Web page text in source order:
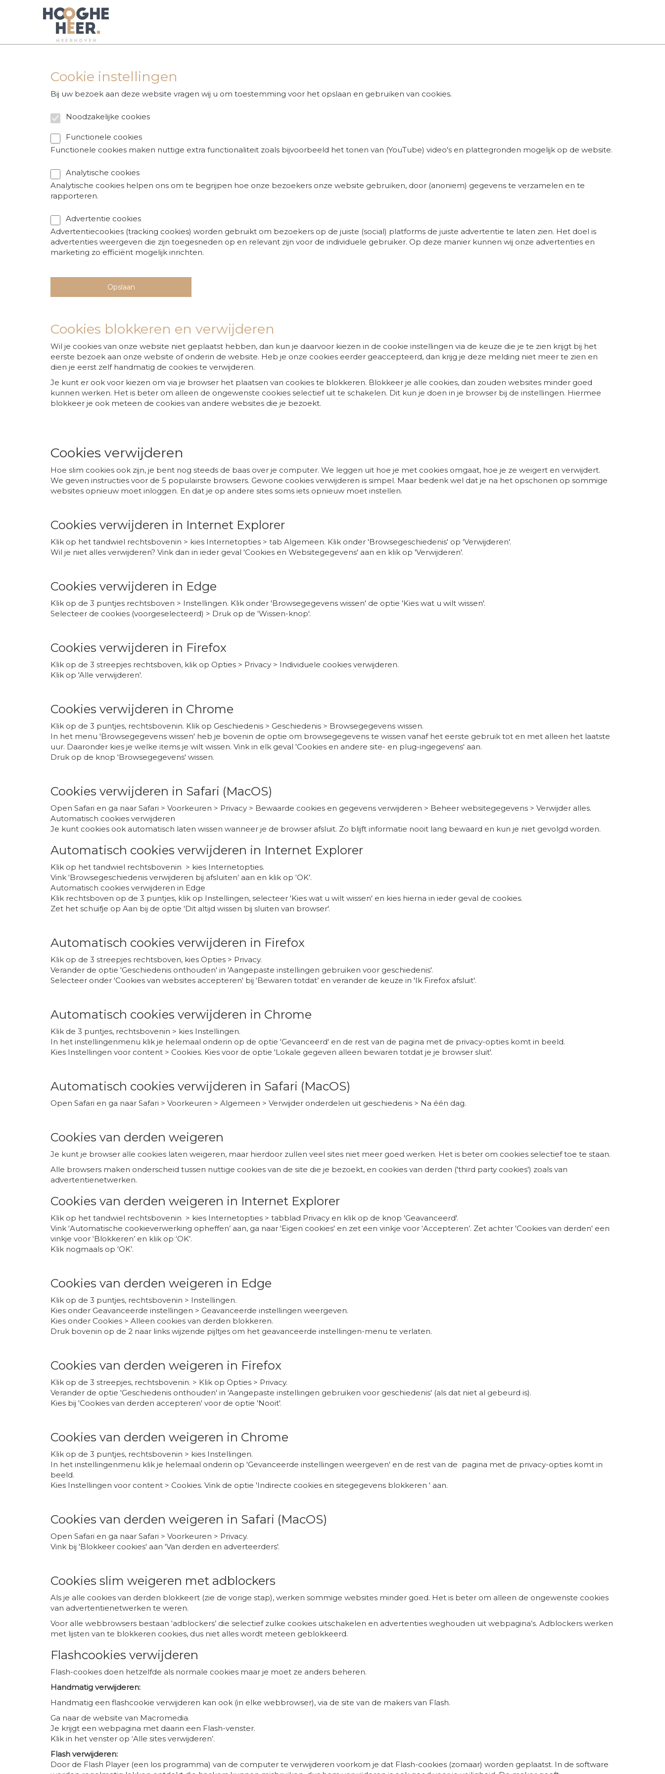
Cookie instellingen
Bij uw bezoek aan deze website vragen wij u om toestemming voor het opslaan en gebruiken van cookies.
Noodzakelijke cookies
Functionele cookies
Functionele cookies maken nuttige extra functionaliteit zoals bijvoorbeeld het tonen van (YouTube) video's en plattegronden mogelijk op de website.
Analytische cookies
Analytische cookies helpen ons om te begrijpen hoe onze bezoekers onze website gebruiken, door (anoniem) gegevens te verzamelen en te
rapporteren.
Advertentie cookies
Advertentiecookies (tracking cookies) worden gebruikt om bezoekers op de juiste (social) platforms de juiste advertentie te laten zien. Het doel is
advertenties weergeven die zijn toegesneden op en relevant zijn voor de individuele gebruiker. Op deze manier kunnen wij onze advertenties en
marketing zo efficiënt mogelijk inrichten.
Cookies blokkeren en verwijderen
Wil je cookies van onze website niet geplaatst hebben, dan kun je daarvoor kiezen in de cookie instellingen via de keuze die je te zien krijgt bij het
eerste bezoek aan onze website of onderin de website. Heb je onze cookies eerder geaccepteerd, dan krijg je deze melding niet meer te zien en
dien je eerst zelf handmatig de cookies te verwijderen.
Je kunt er ook voor kiezen om via je browser het plaatsen van cookies te blokkeren. Blokkeer je alle cookies, dan zouden websites minder goed
kunnen werken. Het is beter om alleen de ongewenste cookies selectief uit te schakelen. Dit kun je doen in je browser bij de instellingen. Hiermee
blokkeer je ook meteen de cookies van andere websites die je bezoekt.
Cookies verwijderen
Hoe slim cookies ook zijn, je bent nog steeds de baas over je computer. We leggen uit hoe je met cookies omgaat, hoe je ze weigert en verwijdert.
We geven instructies voor de 5 populairste browsers. Gewone cookies verwijderen is simpel. Maar bedenk wel dat je na het opschonen op sommige
websites opnieuw moet inloggen. En dat je op andere sites soms iets opnieuw moet instellen.
Cookies verwijderen in Internet Explorer
Klik op het tandwiel rechtsbovenin > kies Internetopties > tab Algemeen. Klik onder 'Browsegeschiedenis' op 'Verwijderen'.
Wil je niet alles verwijderen? Vink dan in ieder geval 'Cookies en Websitegegevens' aan en klik op 'Verwijderen'.
Cookies verwijderen in Edge
Klik op de 3 puntjes rechtsboven > Instellingen. Klik onder 'Browsegegevens wissen' de optie 'Kies wat u wilt wissen'.
Selecteer de cookies (voorgeselecteerd) > Druk op de 'Wissen-knop'.
Cookies verwijderen in Firefox
Klik op de 3 streepjes rechtsboven, klik op Opties > Privacy > Individuele cookies verwijderen.
Klik op 'Alle verwijderen'.
Cookies verwijderen in Chrome
Klik op de 3 puntjes, rechtsbovenin. Klik op Geschiedenis > Geschiedenis > Browsegegevens wissen.
In het menu 'Browsegegevens wissen' heb je bovenin de optie om browsegegevens te wissen vanaf het eerste gebruik tot en met alleen het laatste
uur. Daaronder kies je welke items je wilt wissen. Vink in elk geval 'Cookies en andere site- en plug-ingegevens' aan.
Druk op de knop 'Browsegegevens' wissen.
Cookies verwijderen in Safari (MacOS)
Open Safari en ga naar Safari > Voorkeuren > Privacy > Bewaarde cookies en gegevens verwijderen > Beheer websitegegevens > Verwijder alles.
Automatisch cookies verwijderen
Je kunt cookies ook automatisch laten wissen wanneer je de browser afsluit. Zo blijft informatie nooit lang bewaard en kun je niet gevolgd worden.
Automatisch cookies verwijderen in Internet Explorer
Klik op het tandwiel rechtsbovenin > kies Internetopties.
Vink ‘Browsegeschiedenis verwijderen bij afsluiten’ aan en klik op ‘OK’.
Automatisch cookies verwijderen in Edge
Klik rechtsboven op de 3 puntjes, klik op Instellingen, selecteer 'Kies wat u wilt wissen' en kies hierna in ieder geval de cookies.
Zet het schuifje op Aan bij de optie 'Dit altijd wissen bij sluiten van browser'.
Automatisch cookies verwijderen in Firefox
Klik op de 3 streepjes rechtsboven, kies Opties > Privacy.
Verander de optie 'Geschiedenis onthouden' in 'Aangepaste instellingen gebruiken voor geschiedenis'.
Selecteer onder 'Cookies van websites accepteren' bij ‘Bewaren totdat’ en verander de keuze in 'Ik Firefox afsluit'.
Automatisch cookies verwijderen in Chrome
Klik de 3 puntjes, rechtsbovenin > kies Instellingen.
In het instellingenmenu klik je helemaal onderin op de optie 'Gevanceerd' en de rest van de pagina met de privacy-opties komt in beeld.
Kies Instellingen voor content > Cookies. Kies voor de optie 'Lokale gegeven alleen bewaren totdat je je browser sluit'.
Automatisch cookies verwijderen in Safari (MacOS)
Open Safari en ga naar Safari > Voorkeuren > Algemeen > Verwijder onderdelen uit geschiedenis > Na één dag.
Cookies van derden weigeren
Je kunt je browser alle cookies laten weigeren, maar hierdoor zullen veel sites niet meer goed werken. Het is beter om cookies selectief toe te staan.
Alle browsers maken onderscheid tussen nuttige cookies van de site die je bezoekt, en cookies van derden ('third party cookies') zoals van
advertentienetwerken.
Cookies van derden weigeren in Internet Explorer
Klik op het tandwiel rechtsbovenin > kies Internetopties > tabblad Privacy en klik op de knop 'Geavanceerd'.
Vink ‘Automatische cookieverwerking opheffen’ aan, ga naar 'Eigen cookies' en zet een vinkje voor ‘Accepteren’. Zet achter 'Cookies van derden' een
vinkje voor ‘Blokkeren’ en klik op ‘OK’.
Klik nogmaals op 'OK’.
Cookies van derden weigeren in Edge
Klik op de 3 puntjes, rechtsbovenin > Instellingen.
Kies onder Geavanceerde instellingen > Geavanceerde instellingen weergeven.
Kies onder Cookies > Alleen cookies van derden blokkeren.
Druk bovenin op de 2 naar links wijzende pijltjes om het geavanceerde instellingen-menu te verlaten.
Cookies van derden weigeren in Firefox
Klik op de 3 streepjes, rechtsbovenin. > Klik op Opties > Privacy.
Verander de optie 'Geschiedenis onthouden' in 'Aangepaste instellingen gebruiken voor geschiedenis' (als dat niet al gebeurd is).
Kies bij 'Cookies van derden accepteren' voor de optie 'Nooit'.
Cookies van derden weigeren in Chrome
Klik op de 3 puntjes, rechtsbovenin > kies Instellingen.
In het instellingenmenu klik je helemaal onderin op 'Gevanceerde instellingen weergeven' en de rest van de pagina met de privacy-opties komt in
beeld.
Kies Instellingen voor content > Cookies. Vink de optie 'Indirecte cookies en sitegegevens blokkeren ' aan.
Cookies van derden weigeren in Safari (MacOS)
Open Safari en ga naar Safari > Voorkeuren > Privacy.
Vink bij 'Blokkeer cookies' aan 'Van derden en adverteerders'.
Cookies slim weigeren met adblockers
Als je alle cookies van derden blokkeert (zie de vorige stap), werken sommige websites minder goed. Het is beter om alleen de ongewenste cookies
van advertentienetwerken te weren.
Voor alle webbrowsers bestaan ‘adblockers’ die selectief zulke cookies uitschakelen en advertenties weghouden uit webpagina’s. Adblockers werken
met lijsten van te blokkeren cookies, dus niet alles wordt meteen geblokkeerd.
Flashcookies verwijderen
Flash-cookies doen hetzelfde als normale cookies maar je moet ze anders beheren.
Handmatig verwijderen:
Handmatig een flashcookie verwijderen kan ook (in elke webbrowser), via de site van de makers van Flash.
Ga naar de website van Macromedia.
Je krijgt een webpagina met daarin een Flash-venster.
Klik in het venster op ‘Alle sites verwijderen’.
Flash verwijderen:
Door de Flash Player (een los programma) van de computer te verwijderen voorkom je dat Flash-cookies (zomaar) worden geplaatst. In de software